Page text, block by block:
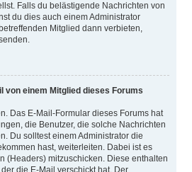
Falls du belästigende Nachrichten von
du dies auch einem Administrator
Mitglied dann verbieten,
von einem Mitglied dieses Forums
Das E-Mail-Formular dieses Forums hat
die Benutzer, die solche Nachrichten
Du solltest einem Administrator die
hast, weiterleiten. Dabei ist es
(Headers) mitzuschicken. Diese enthalten
die E-Mail verschickt hat. Der